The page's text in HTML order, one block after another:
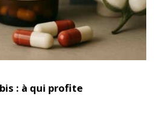
: à qui profite